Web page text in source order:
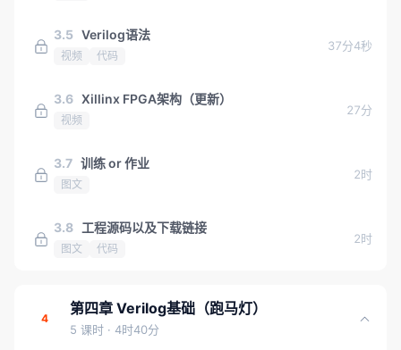
3.5 Verilog语法
视频 代码
37分4秒
3.6 Xillinx FPGA架构（更新）
视频
27分
3.7 训练 or 作业
图文
2时
3.8 工程源码以及下载链接
图文 代码
2时
4
第四章 Verilog基础（跑马灯）
5 课时 · 4时40分